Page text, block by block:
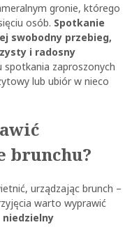
gronie, którego
osób. Spotkanie
swobodny przebieg,
i radosny
spotkania zaproszonych
lub ubiór w nieco
brunchu?
urządzając brunch –
warto wyprawić
niedzielny